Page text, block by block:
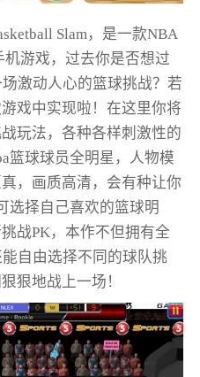
Slam，是一款NBA
游戏，过去你是否想过
激动人心的篮球挑战？若
戏中实现啦！在这里你将
玩法，各种各样刺激性的
篮球球员全明星，人物模
，画质高清，会有种让你
选择自己喜欢的篮球明
战PK，本作不但拥有全
自由选择不同的球队挑
狠地战上一场！